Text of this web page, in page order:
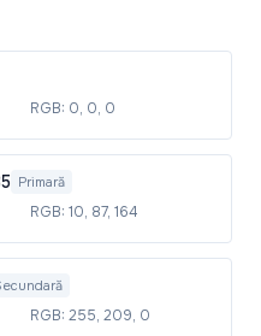
RGB: 0, 0, 0
Primară
RGB: 10, 87, 164
RGB: 255, 209, 0